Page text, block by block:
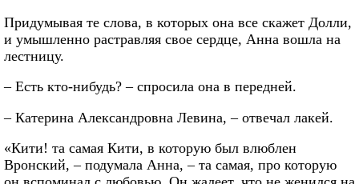
Придумывая те слова, в которых она все скажет Долли,
и умышленно растравляя свое сердце, Анна вошла на
лестницу.
– Есть кто-нибудь? – спросила она в передней.
– Катерина Александровна Левина, – отвечал лакей.
«Кити! та самая Кити, в которую был влюблен
Вронский, – подумала Анна, – та самая, про которую